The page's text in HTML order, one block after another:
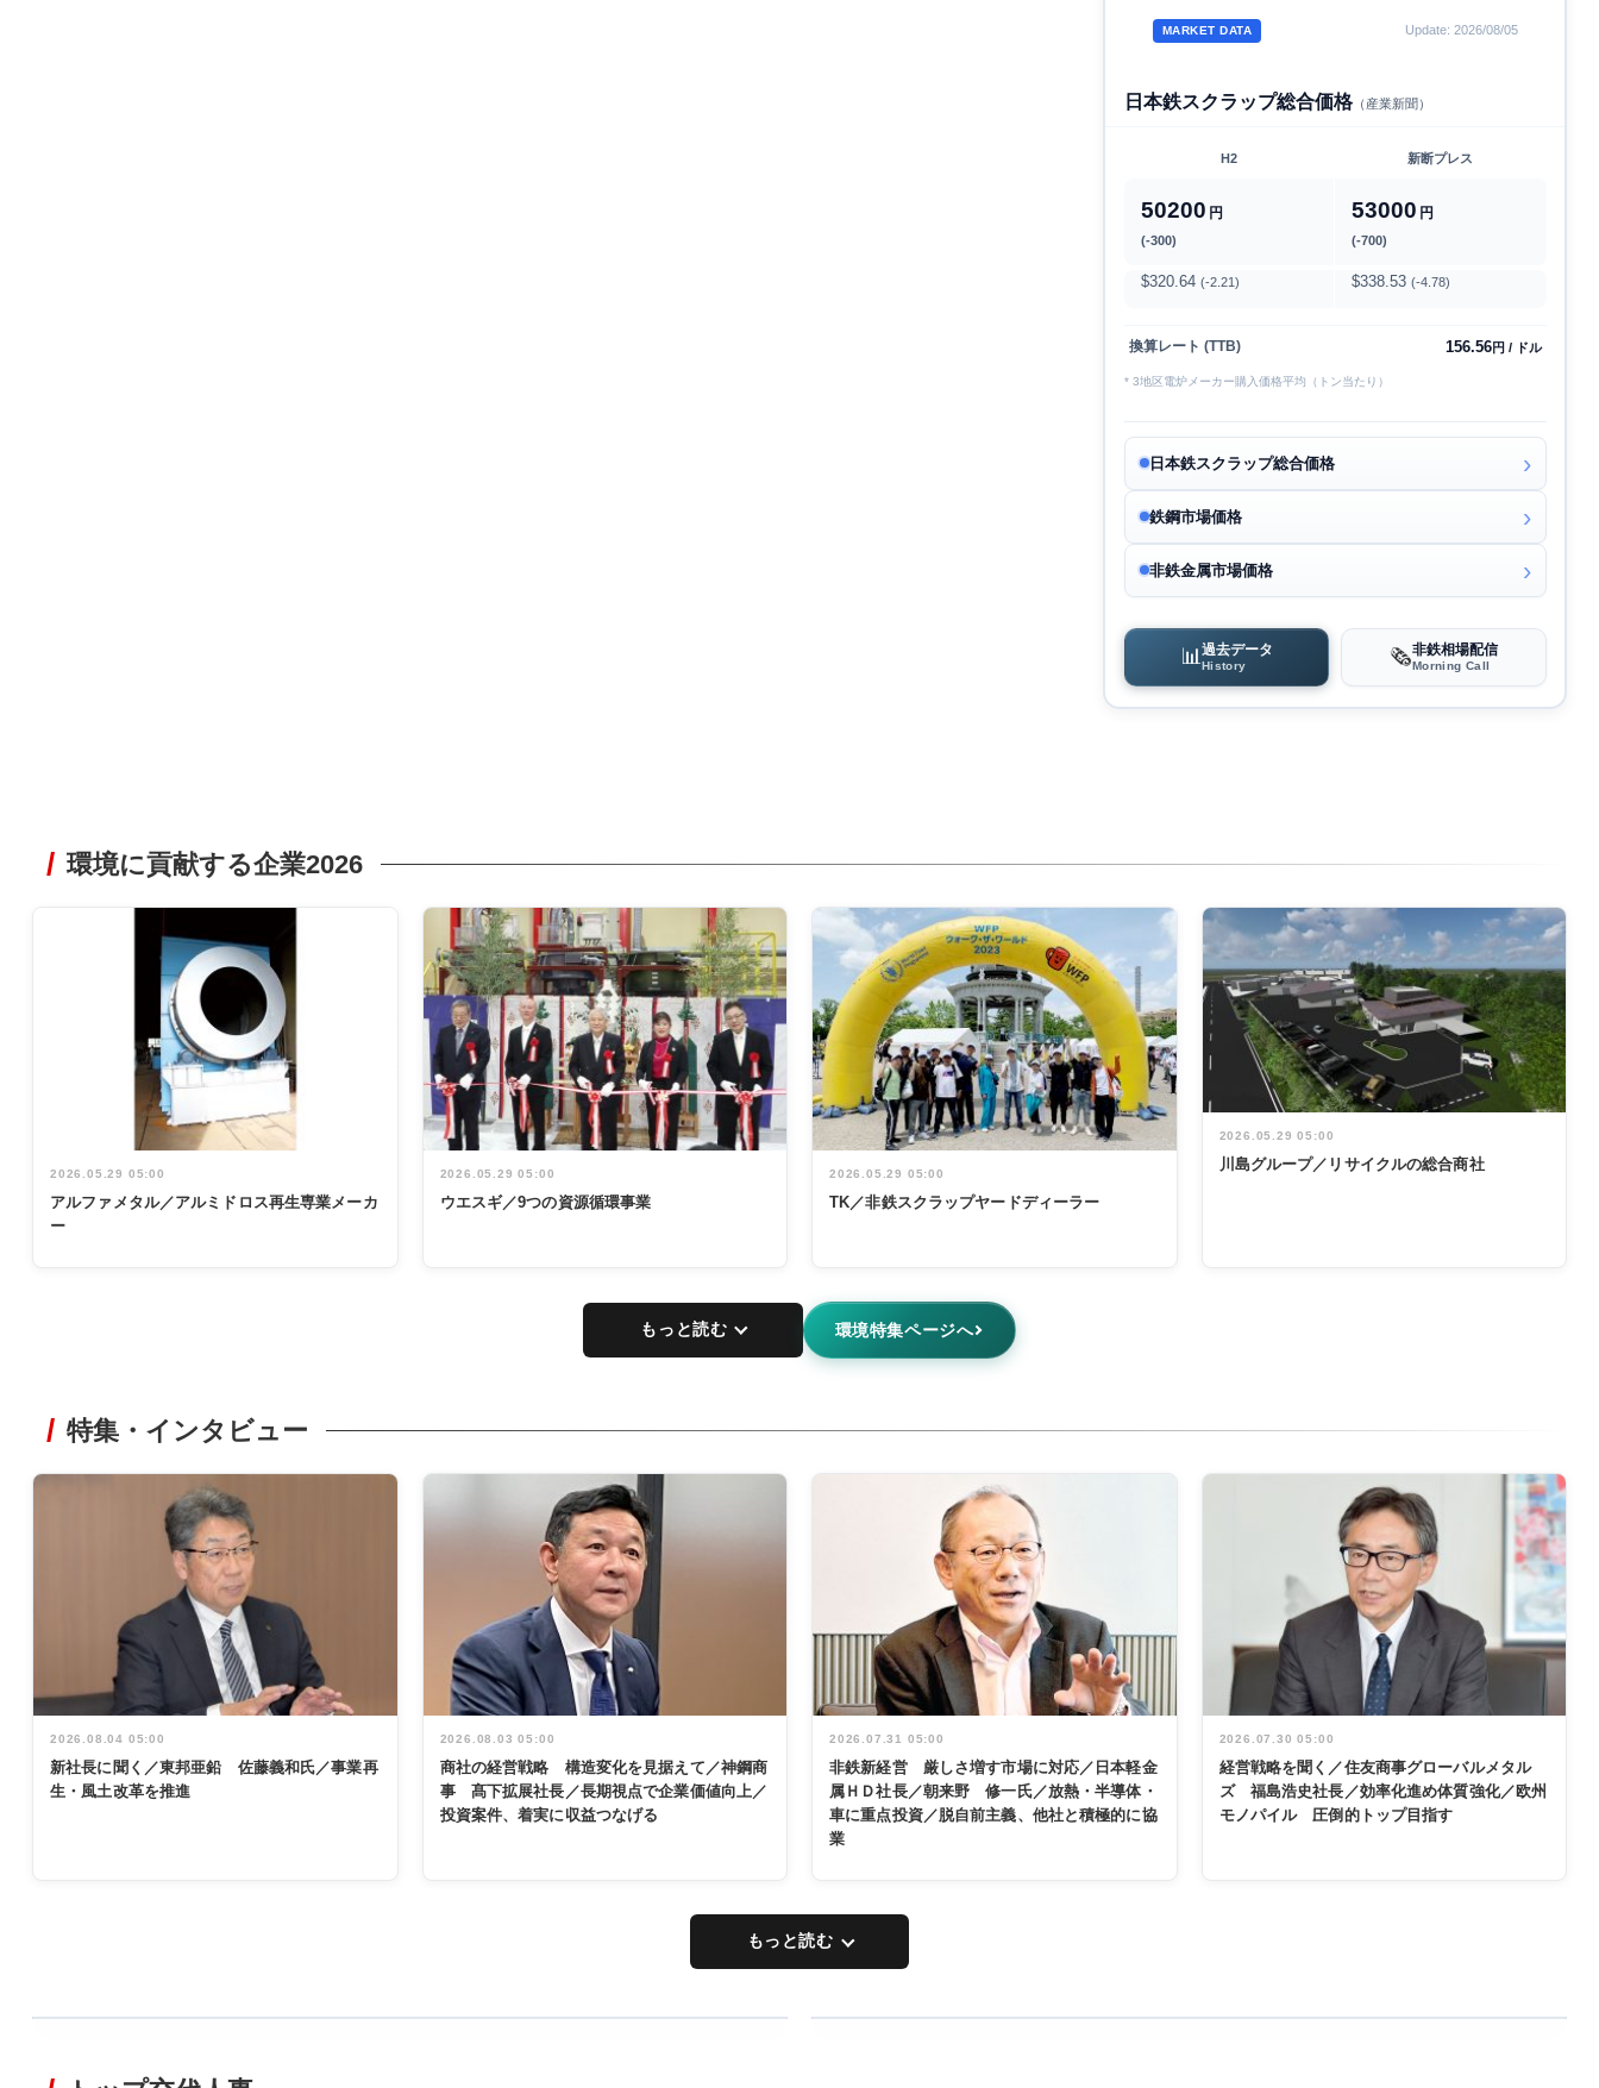
MARKET DATA Update: 2026/08/05
日本鉄スクラップ総合価格（産業新聞）
H2 新断プレス
50200 円
(-300)
53000 円
(-700)
$320.64 (-2.21) $338.53 (-4.78)
換算レート (TTB) 156.56円 / ドル
* 3地区電炉メーカー購入価格平均（トン当たり）
日本鉄スクラップ総合価格
鉄鋼市場価格
非鉄金属市場価格
📊 過去データ
History 🗞️非鉄相場配信
Morning Call
環境に貢献する企業2026
2026.05.29 05:00
アルファメタル／アルミドロス再生専業メーカ
ー
2026.05.29 05:00
ウエスギ／9つの資源循環事業
2026.05.29 05:00
TK／非鉄スクラップヤードディーラー
2026.05.29 05:00
川島グループ／リサイクルの総合商社
もっと読む 環境特集ページへ
特集・インタビュー
2026.08.04 05:00
新社長に聞く／東邦亜鉛 佐藤義和氏／事業再
生・風土改革を推進
2026.08.03 05:00
商社の経営戦略 構造変化を見据えて／神鋼商
事 髙下拡展社長／長期視点で企業価値向上／
投資案件、着実に収益つなげる
2026.07.31 05:00
非鉄新経営 厳しさ増す市場に対応／日本軽金
属ＨＤ社長／朝来野 修一氏／放熱・半導体・
車に重点投資／脱自前主義、他社と積極的に協
業
2026.07.30 05:00
経営戦略を聞く／住友商事グローバルメタル
ズ 福島浩史社長／効率化進め体質強化／欧州
モノパイル 圧倒的トップ目指す
もっと読む